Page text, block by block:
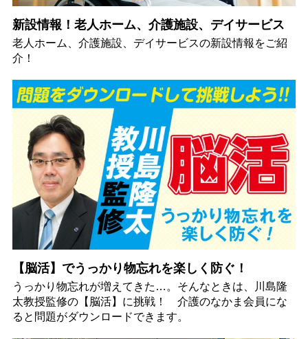
新設情報！老人ホーム、介護施設、デイサービス
老人ホーム、介護施設、デイサービスの新設情報をご紹
介！
【脳活】でうっかり物忘れを楽しく防ぐ！
うっかり物忘れが増えてきた…。そんなときは、川島隆
太教授監修の【脳活】に挑戦！ 介護のなかま会員にな
ると問題がダウンロードできます。